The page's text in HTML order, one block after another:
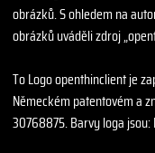
obrázků. S ohledem na
obrázků uváděli zdroj
ToLogo openthinclientje
Německém patentovém a
30768875. Barvy loga jsou: